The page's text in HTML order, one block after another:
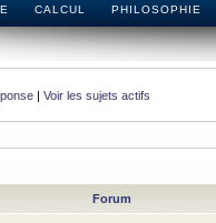
CALCUL PHILOSOPHIE
| Voir les sujets actifs
Forum